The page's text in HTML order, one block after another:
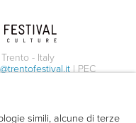
simili, alcune di terze
- Italy
| PEC